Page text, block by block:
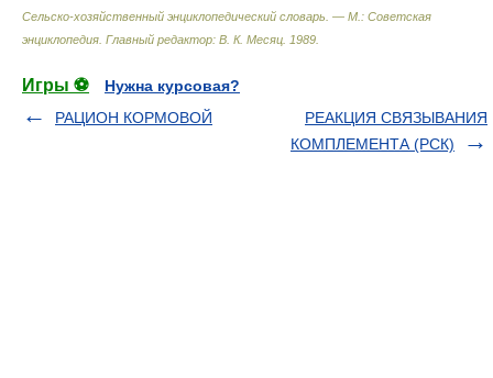
Сельско-хозяйственный энциклопедический словарь. — М.: Советская
энциклопедия Главный редактор: В. К. Месяц 1989
Игры ⚽
Нужна курсовая?
РАЦИОН КОРМОВОЙ
РЕАКЦИЯ СВЯЗЫВАНИЯ
КОМПЛЕМЕНТА (РСК)